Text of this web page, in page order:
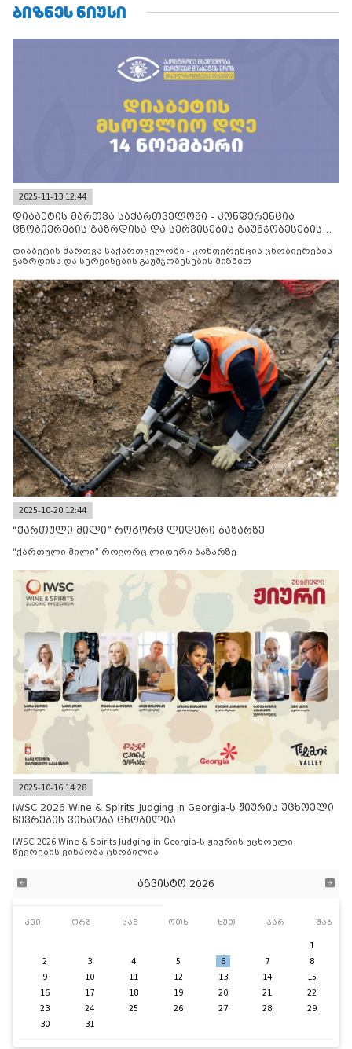
ᲑᲘᲖᲜᲔᲡ ᲜᲘᲣᲡᲘ
2025-11-13 12:44
დიაბეტის მართვა საქართველოში - კონფერენცია
ცნობიერების გაზრდისა და სერვისების გაუმჯობესების
დიაბეტის მართვა საქართველოში - კონფერენცია ცნობიერების
გაზრდისა და სერვისების გაუმჯობესების მიზნით
2025-10-20 12:44
“ქართული მილი” როგორც ლიდერი ბაზარზე
“ქართული მილი” როგორც ლიდერი ბაზარზე
2025-10-16 14:28
IWSC 2026 Wine & Spirits Judging in Georgia-ს ჟიურის უცხოელი
წევრების ვინაობა ცნობილია
IWSC 2026 Wine & Spirits Judging in Georgia-ს ჟიურის უცხოელი
წევრების ვინაობა ცნობილია
აგვისტო 2026
კვი ორშ სამ ოთხ ხუთ პარ შაბ
1
2
3 4 5 6 7
8
9
10 11 12 13 14
15
16
17 18 19 20 21
22
23
24 25 26 27 28
29
30
31